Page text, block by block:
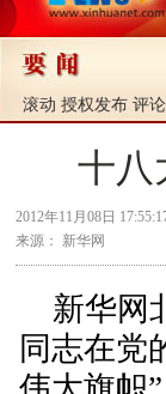
滚动 授权发布 评论
十八
2012年11月08日
来源： 新华网
新华网
同志在党